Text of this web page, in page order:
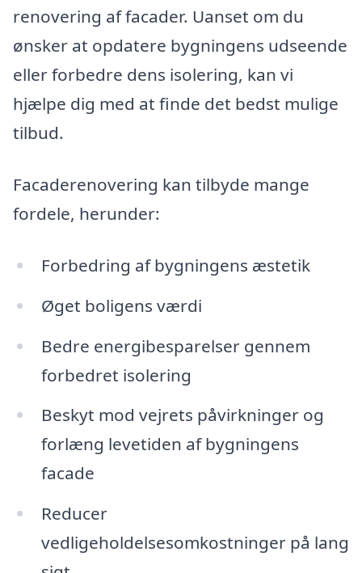
renovering af facader. Uanset om du
ønsker at opdatere bygningens udseende
eller forbedre dens isolering, kan vi
hjælpe dig med at finde det bedst mulige
tilbud.
Facaderenovering kan tilbyde mange
fordele, herunder:
Forbedring af bygningens æstetik
Øget boligens værdi
Bedre energibesparelser gennem
forbedret isolering
Beskyt mod vejrets påvirkninger og
forlæng levetiden af bygningens
facade
Reducer
vedligeholdelsesomkostninger på lang